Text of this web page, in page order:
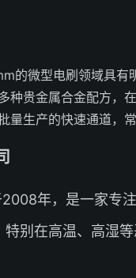
的微型电刷领域具有
种贵金属合金配方，
量生产的快速通道，
年，是一家专
别在高温、高湿